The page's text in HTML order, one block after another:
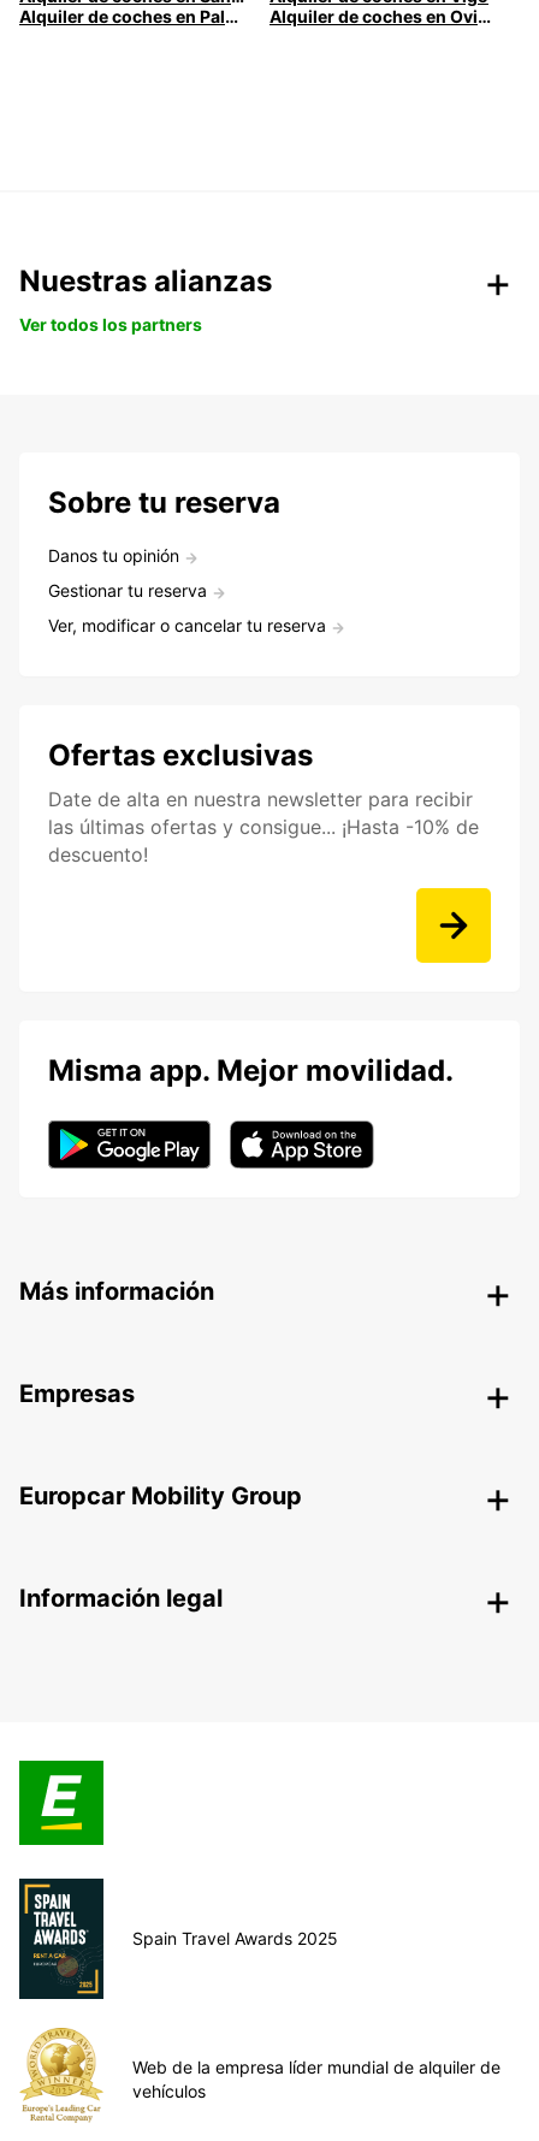
Alquiler de coches en Palma
Alquiler de coches en Oviedo
Nuestras alianzas
Ver todos los partners
Sobre tu reserva
Danos tu opinión
Gestionar tu reserva
Ver, modificar o cancelar tu reserva
Ofertas exclusivas
Date de alta en nuestra newsletter para recibir
las últimas ofertas y consigue... ¡Hasta -10% de
descuento!
Misma app. Mejor movilidad.
Más información
Empresas
Europcar Mobility Group
Información legal
Spain Travel Awards 2025
Web de la empresa líder mundial de alquiler de
vehículos